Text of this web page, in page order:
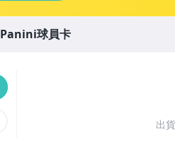
出
Panini球員卡